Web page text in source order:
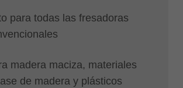
para todas las fresadoras
madera maciza, materiales
de madera y plásticos